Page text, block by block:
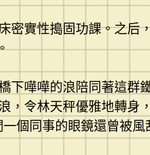
密實性搗固功課。之
嘩嘩的浪陪同著這群
，令林天秤優雅地轉
個同事的眼鏡還曾被風